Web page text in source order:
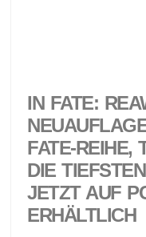
IN FATE:
FATE-REIHE,
DIE
JETZT AUF
ERHÄLTLICH ​